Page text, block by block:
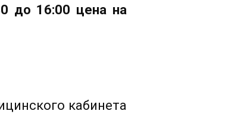
до 16:00 цена на
кабинета